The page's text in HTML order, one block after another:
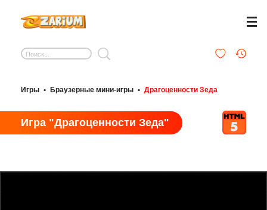
Игры • Браузерные мини-игры • Драгоценности Зеда
Игра "Драгоценности Зеда"